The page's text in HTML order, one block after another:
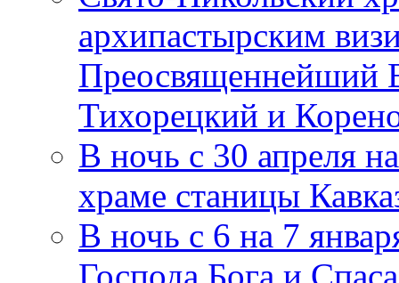
архипастырским
Преосвященнейший
Тихорецкий и
В ночь с 30 апреля
храме станицы
В ночь с 6 на 7
Господа Бога и